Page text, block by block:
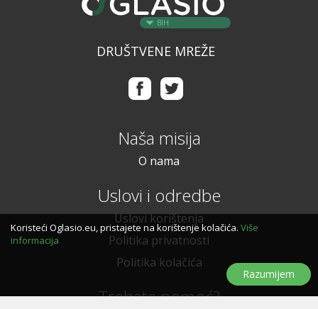
BIH
DRUŠTVENE MREŽE
Naša misija
O nama
Uslovi i odredbe
Uslovi korištenja
Politika privatnosti
Politika kolačića
Trebate pomoć?
Koristeći Oglasio.eu, pristajete na korištenje kolačića. Više
informacija
Razumijem